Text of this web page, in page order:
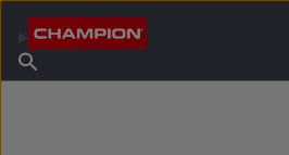
Über Champion
Händler finden